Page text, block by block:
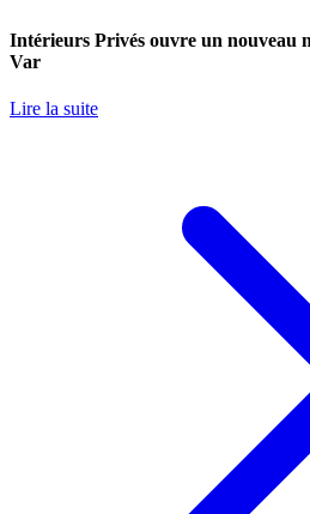
Intérieurs Privés ouvre un nouveau
Var
Lire la suite